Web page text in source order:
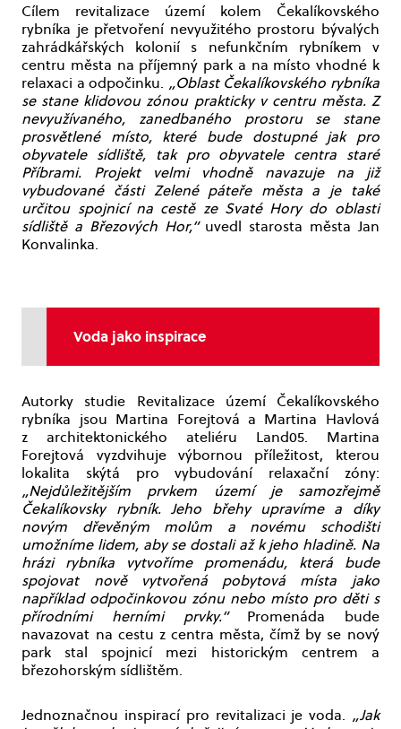
Cílem revitalizace území kolem Čekalíkovského
rybníka je přetvoření nevyužitého prostoru bývalých
zahrádkářských kolonií s nefunkčním rybníkem v
centru města na příjemný park a na místo vhodné k
relaxaci a odpočinku. „Oblast Čekalíkovského rybníka
se stane klidovou zónou prakticky v centru města. Z
nevyužívaného, zanedbaného prostoru se stane
prosvětlené místo, které bude dostupné jak pro
obyvatele sídliště, tak pro obyvatele centra staré
Příbrami. Projekt velmi vhodně navazuje na již
vybudované části Zelené páteře města a je také
určitou spojnicí na cestě ze Svaté Hory do oblasti
sídliště a Březových Hor,“ uvedl starosta města Jan
Konvalinka.
Voda jako inspirace
Autorky studie Revitalizace území Čekalíkovského
rybníka jsou Martina Forejtová a Martina Havlová
z architektonického ateliéru Land05. Martina
Forejtová vyzdvihuje výbornou příležitost, kterou
lokalita skýtá pro vybudování relaxační zóny:
„Nejdůležitějším prvkem území je samozřejmě
Čekalíkovsky rybník. Jeho břehy upravíme a díky
novým dřevěným molům a novému schodišti
umožníme lidem, aby se dostali až k jeho hladině. Na
hrázi rybníka vytvoříme promenádu, která bude
spojovat nově vytvořená pobytová místa jako
například odpočinkovou zónu nebo místo pro děti s
přírodními herními prvky.“Promenáda bude
navazovat na cestu z centra města, čímž by se nový
park stal spojnicí mezi historickým centrem a
březohorským sídlištěm.
Jednoznačnou inspirací pro revitalizaci je voda. „Jak